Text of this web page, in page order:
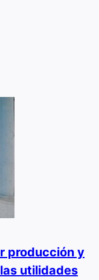
producción y
utilidades